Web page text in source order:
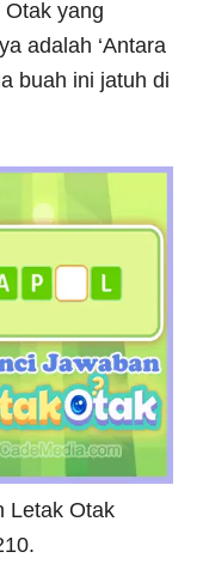
yang
adalah ‘Antara
buah ini jatuh di
Letak Otak